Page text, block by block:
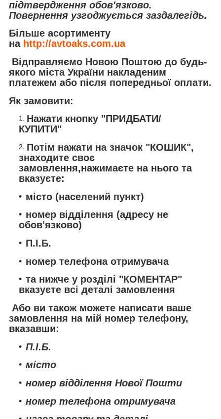
підтвердження обов'язково.
Повернення узгоджується заздалегідь.
Більше асортименту
на http://avtoaks.com.ua
Відправляємо Новою Поштою до будь-
якого міста України накладеним
платежем або після попередньої оплати.
Як замовити:
Нажати кнопку "ПРИДБАТИ/
КУПИТИ"
Потім нажати на значок "КОШИК",
знаходите своє
замовлення,нажимаєте на нього та
вказуєте:
місто (населений пункт)
номер відділення (адресу не
обов'язково)
П.І.Б.
номер телефона отримувача
та нижче у розділі "КОМЕНТАР"
вказуєте всі деталі замовлення
Або ви також можете написати ваше
замовлення на мій номер телефону,
вказавши:
П.І.Б.
місто
номер відділення Нової Пошти
номер телефона отримувача